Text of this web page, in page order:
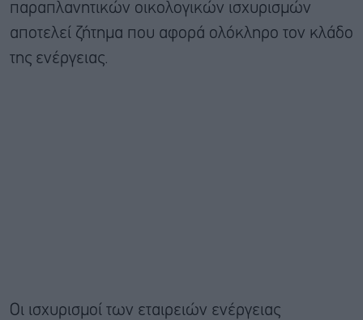
παραπλανητικών οικολογικών ισχυρισμών
αποτελεί ζήτημα που αφορά ολόκληρο τον κλάδο
της ενέργειας.
Οι ισχυρισμοί των εταιρειών ενέργειας